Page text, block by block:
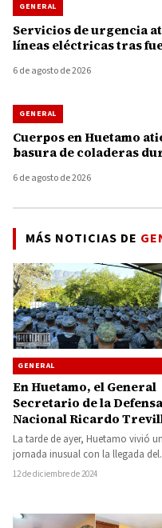
GENERAL
Servicios de urgencia
líneas eléctricas tras
6 de agosto de 2026
GENERAL
Cuerpos en Huetamo
basura de coladeras
6 de agosto de 2026
MÁS NOTICIAS DE
GENERAL
En Huetamo, el General
Secretario de la Defensa
Nacional Ricardo
reconoce el trabajo de
soldados
La tarde de ayer, Huetamo vivió
jornada inusual con la llegada del
General Secretario de la Defensa…
12 de diciembre de 2024